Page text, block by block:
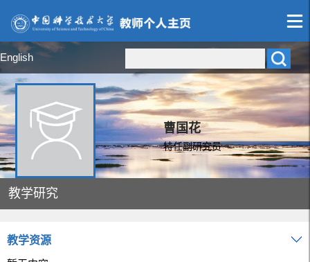
English
曹国花
特任副研究员
教学研究
教学资源